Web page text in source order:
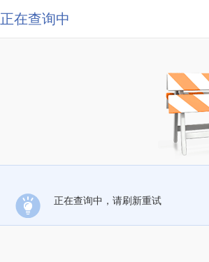
正在查询中
正在查询中，请刷新重试